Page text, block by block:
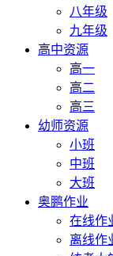
八年级
九年级
高中资源
高一
高二
高三
幼师资源
小班
中班
大班
奥鹏作业
在线作
离线作